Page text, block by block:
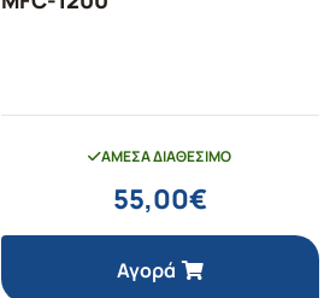
ΆΜΕΣΑ ΔΙΑΘΈΣΙΜΟ
55,00€
Αγορά